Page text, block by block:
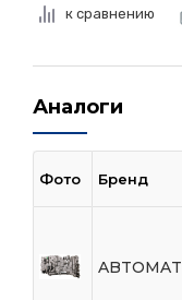
к сравнению
Аналоги
Фото Бренд
ABTOMAT